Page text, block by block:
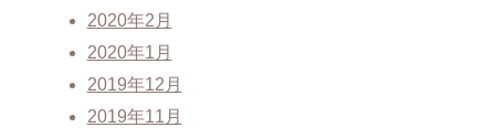
2020年2月
2020年1月
2019年12月
2019年11月